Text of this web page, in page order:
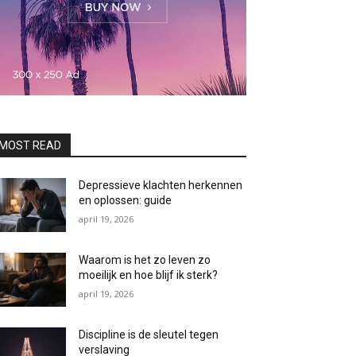
READ
Depressieve klachten herkennen
en oplossen: guide
april 19, 2026
Waarom is het zo leven zo
moeilijk en hoe blijf ik sterk?
april 19, 2026
Discipline is de sleutel tegen
verslaving